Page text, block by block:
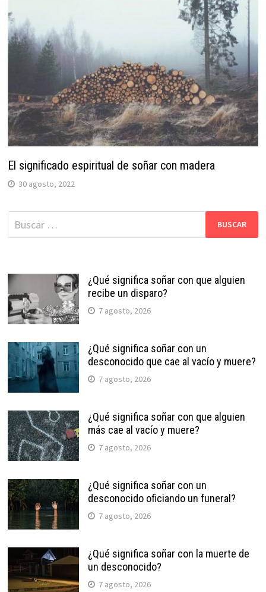
El significado espiritual de soñar con madera
30 agosto, 2022
Buscar:
¿Qué significa soñar con que alguien
recibe un disparo?
7 agosto, 2026
¿Qué significa soñar con un
desconocido que cae al vacío y muere?
7 agosto, 2026
¿Qué significa soñar con que alguien
más cae al vacío y muere?
7 agosto, 2026
¿Qué significa soñar con un
desconocido oficiando un funeral?
7 agosto, 2026
¿Qué significa soñar con la muerte de
un desconocido?
7 agosto, 2026